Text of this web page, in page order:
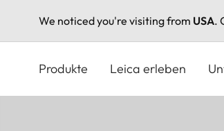
We noticed you're visiting from USA.
Produkte Leica erleben